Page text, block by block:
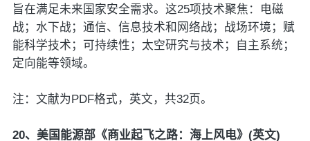
旨在满足未来国家安全需求。这25项技术聚焦：电磁
战；水下战；通信、信息技术和网络战；战场环境；赋
能科学技术；可持续性；太空研究与技术；自主系统；
定向能等领域。
注：文献为PDF格式，英文，共32页。
20、美国能源部《商业起飞之路：海上风电》(英文)